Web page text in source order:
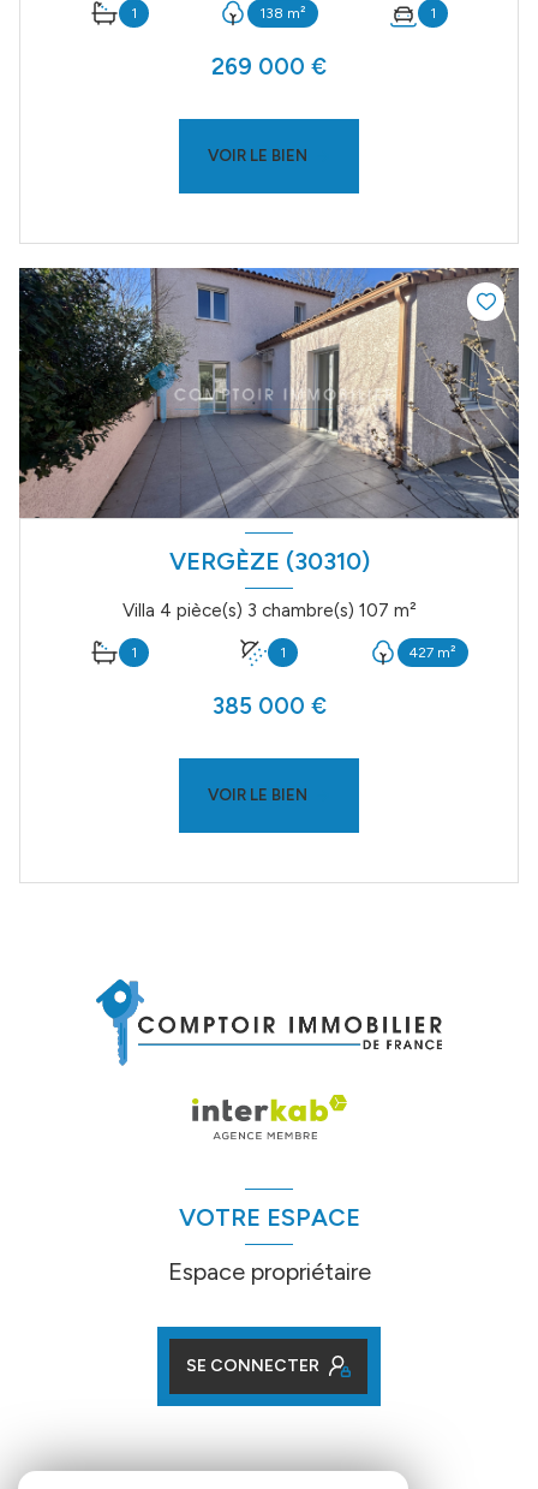
1 138 m² 1
269 000 €
VOIR LE BIEN
VERGÈZE (30310)
Villa 4 pièce(s) 3 chambre(s) 107 m²
1 1 427 m²
385 000 €
VOIR LE BIEN
VOTRE ESPACE
Espace propriétaire
SE CONNECTER